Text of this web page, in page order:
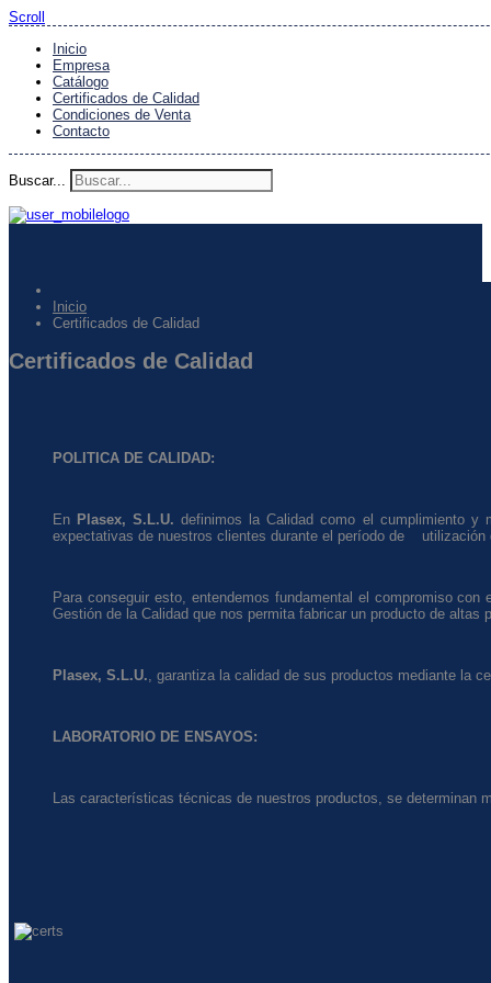
Scroll
Inicio
Empresa
Catálogo
Certificados de Calidad
Condiciones de Venta
Contacto
Buscar...
Inicio
Certificados de Calidad
Certificados de Calidad
POLITICA DE CALIDAD:
En Plasex, S.L.U. definimos la Calidad como el cumplimiento
expectativas de nuestros clientes durante el período de utilización
Para conseguir esto, entendemos fundamental el compromiso
Gestión de la Calidad que nos permita fabricar un producto de
Plasex, S.L.U., garantiza la calidad de sus productos mediante la
LABORATORIO DE ENSAYOS:
Las características técnicas de nuestros productos, se determinan